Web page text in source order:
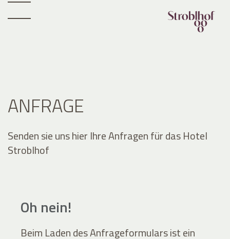
ANFRAGE
Senden sie uns hier Ihre Anfragen für das Hotel
Stroblhof
Oh nein!
Beim Laden des Anfrageformulars ist ein